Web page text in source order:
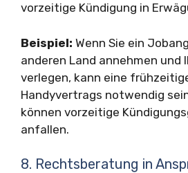
vorzeitige Kündigung in
Beispiel: Wenn Sie ein
anderen Land annehmen und
verlegen, kann eine
Handyvertrags notwendig
können vorzeitige
anfallen.
8. Rechtsberatung in